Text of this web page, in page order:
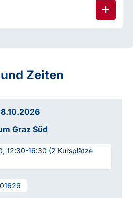
Zeiten
Graz Süd
12:30-16:30 (2 Kursplätze